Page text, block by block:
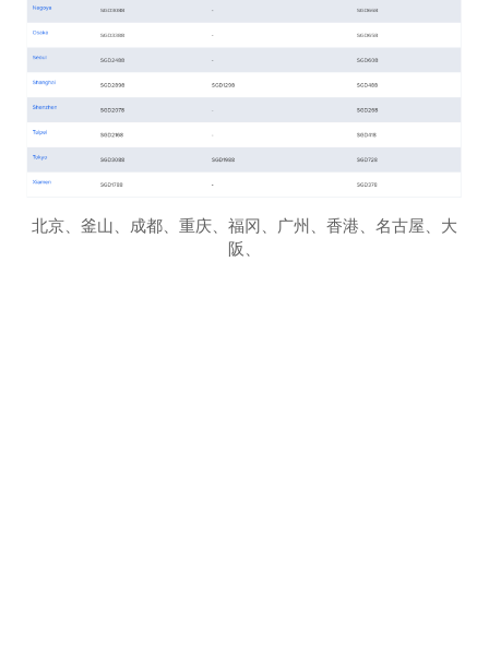
北京、釜山、成都、重庆、福冈、广州、香港、名古屋、大
阪、